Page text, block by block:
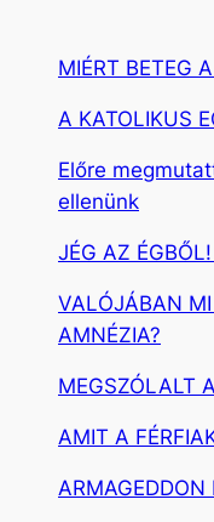
MIÉRT BETEG
A KATOLIKUS
Előre
ellenünk
JÉG AZ
VALÓJÁBAN
AMNÉZIA?
MEGSZÓLALT
AMIT A
ARMAGEDDON